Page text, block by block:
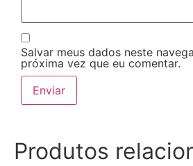
Salvar meus dados neste
próxima vez que eu comentar.
Produtos